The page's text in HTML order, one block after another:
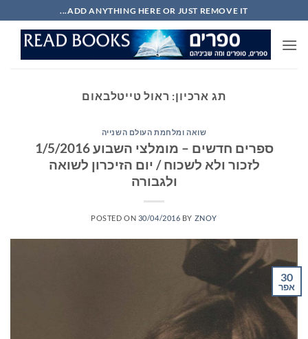
to
content
ADD ANYTHING HERE OR JUST REMOVE IT...
תג ארכיון: ראול טייטלבאום
שואה ומלחמת העולם השנייה
ספרים חדשים – מומלצי השבוע 1/5/2016
לזכור ולא לשכוח / יום הזיכרון לשואה
ולגבורה
POSTED ON 30/04/2016 BY ZNOY
30
אפר